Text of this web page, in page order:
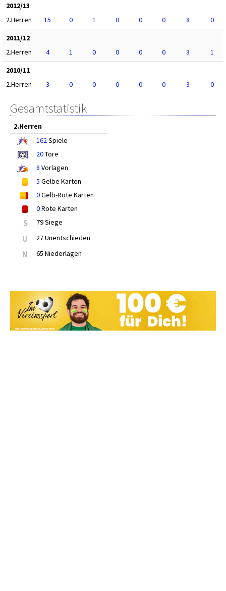
2012/13
2.Herren
15 0 1 0 0 0 8
0
2011/12
2.Herren
4 1 0 0 0 0 3
1
2010/11
2.Herren
3 0 0 0 0 0 3 0
Gesamtstatistik
2.Herren
162 Spiele
20Tore
8 Vorlagen
5 Gelbe Karten
0Gelb-Rote Karten
0Rote Karten
S 79 Siege
U 27 Unentschieden
N 65 Niederlagen